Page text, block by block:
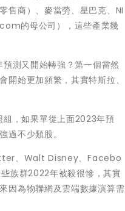
售商）、麥當勞、星巴克、NI
的母公司），這些產業幾
測又開始轉強？第一個當然
始更加頻繁，其實特斯拉、
，如果單從上面2023年預
過不少類股。
、Walt Disney、Facebo
族群2022年被殺很慘，其實
因為物聯網及雲端數據演算需